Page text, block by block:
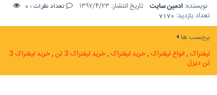
نویسنده: ادمین سایت تاریخ انتشار: ۱۳۹۷/۴/۲۳ تعداد نظرات : 0
تعداد بازدید: 7170
برچسب ها
لیفتراک انواع لیفتراک خرید لیفتراک خرید لیفتراک 3 تن خرید لیفتراک 3
تن دیزل